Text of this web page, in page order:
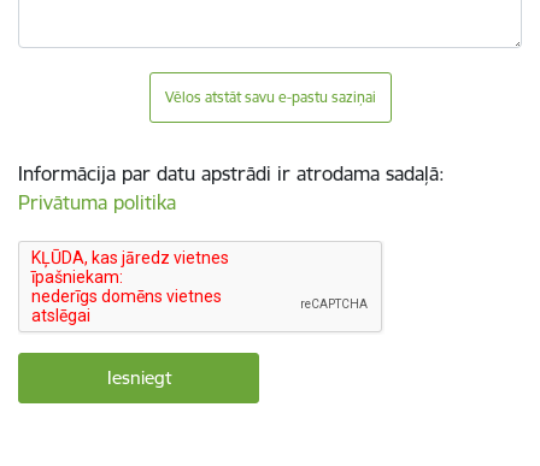
Vēlos atstāt savu e-pastu saziņai
Informācija par datu apstrādi ir atrodama sadaļā:
Privātuma politika